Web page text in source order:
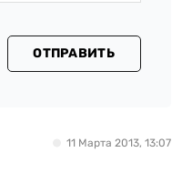
ОТПРАВИТЬ
11 Марта 2013, 13:07